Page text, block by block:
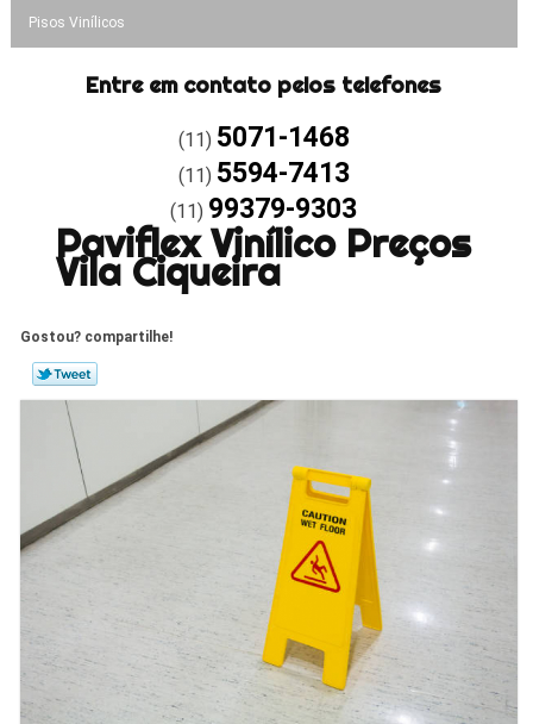
Pisos Vinílicos
Entre em contato pelos telefones
(11) 5071-1468
(11) 5594-7413
(11) 99379-9303
Paviflex Vinílico Preços
Vila Ciqueira
Gostou? compartilhe!